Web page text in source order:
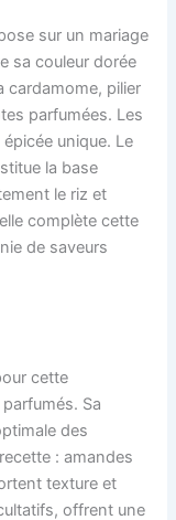
sur un mariage
sa couleur dorée
cardamome, pilier
parfumées. Les
unique. Le
la base
le riz et
complète cette
de saveurs
cette
Sa
des
: amandes
texture et
offrent une